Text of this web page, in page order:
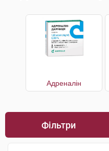
Адреналін
Фільтри